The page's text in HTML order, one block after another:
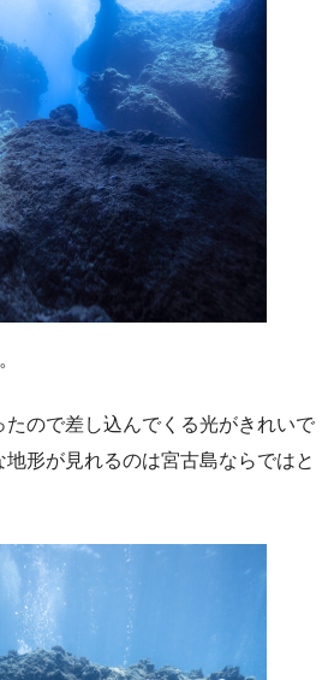
たので差し込んでくる光がきれいで
形が見れるのは宮古島ならではと